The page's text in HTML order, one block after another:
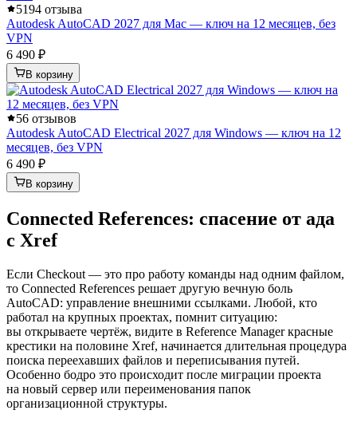
5194 отзыва
Autodesk AutoCAD 2027 для Mac — ключ на 12 месяцев, без
VPN
6 490 ₽
В корзину
56 отзывов
Autodesk AutoCAD Electrical 2027 для Windows — ключ на 12
месяцев, без VPN
6 490 ₽
В корзину
Connected References: спасение от ада
с Xref
Если Checkout — это про работу команды над одним файлом,
то Connected References решает другую вечную боль
AutoCAD: управление внешними ссылками. Любой, кто
работал на крупных проектах, помнит ситуацию:
вы открываете чертёж, видите в Reference Manager красные
крестики на половине Xref, начинается длительная процедура
поиска переехавших файлов и переписывания путей.
Особенно бодро это происходит после миграции проекта
на новый сервер или переименования папок
организационной структуры.